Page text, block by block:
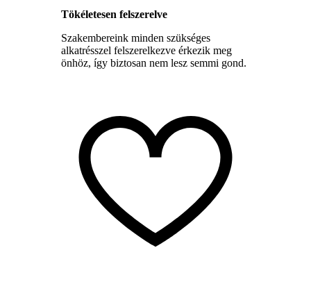
Tökéletesen felszerelve
Szakembereink minden szükséges
alkatrésszel felszerelkezve érkezik meg
önhöz, így biztosan nem lesz semmi gond.